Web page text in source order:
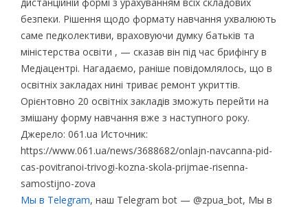
безпеки. Рішення щодо формату навчання ухвалюють
саме педколективи, враховуючи думку батьків та
міністерства освіти , — сказав він під час брифінгу в
Медіацентрі. Нагадаємо, раніше повідомлялось, що в
освітніх закладах нині триває ремонт укриттів.
Орієнтовно 20 освітніх закладів зможуть перейти на
змішану форму навчання вже з наступного року.
Джерело: 061.ua Источник:
https://www.061.ua/news/3688682/onlajn-navcanna-pid-
cas-povitranoi-trivogi-kozna-skola-prijmae-risenna-
samostijno-zova
Мы в Telegram, наш Telegram bot — @zpua_bot, Мы в